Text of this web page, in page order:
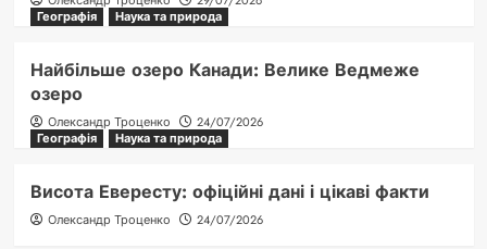
Географія
Наука та природа
Найбільше озеро Канади: Велике Ведмеже
озеро
Олександр Троценко
24/07/2026
Географія
Наука та природа
Висота Евересту: офіційні дані і цікаві факти
Олександр Троценко 24/07/2026